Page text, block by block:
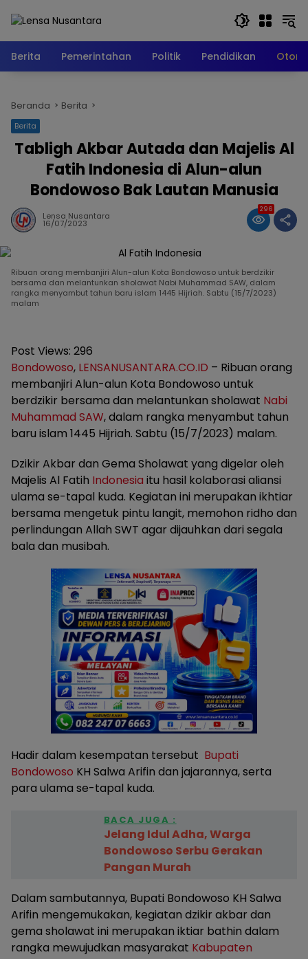
Berita
Pemerintahan Politik Pendidikan
Beranda Berita
Berita
Tabligh Akbar Autada dan Majelis Al
Fatih Indonesia di Alun-alun
Bondowoso Bak Lautan Manusia
Lensa Nusantara
16/07/2023
296
Ribuan orang membanjiri Alun-alun Kota Bondowoso untuk berdzikir
bersama dan melantunkan sholawat Nabi Muhammad SAW, dalam
rangka menyambut tahun baru islam 1445 Hijriah. Sabtu (15/7/2023)
malam
Post Views: 296
Bondowoso, LENSANUSANTARA.CO.ID – Ribuan orang
membanjiri Alun-alun Kota Bondowoso untuk
berdzikir bersama dan melantunkan sholawat Nabi
Muhammad SAW, dalam rangka menyambut tahun
baru islam 1445 Hijriah. Sabtu (15/7/2023) malam.
Dzikir Akbar dan Gema Sholawat yang digelar oleh
Majelis Al Fatih Indonesia itu hasil kolaborasi aliansi
ulama se-tapal kuda. Kegiatan ini merupakan ikhtiar
bersama mengetuk pintu langit, memohon ridho dan
perlindungan Allah SWT agar dijauhkan dari segala
bala dan musibah.
Hadir dalam kesempatan tersebut Bupati
Bondowoso KH Salwa Arifin dan jajarannya, serta
para ulama se-tapal kuda.
BACA JUGA :
Jelang Idul Adha, Warga
Bondowoso Serbu Gerakan
Pangan Murah
Dalam sambutannya, Bupati Bondowoso KH Salwa
Arifin mengemukakan, kegiatan dzikir akbar dan
gema sholawat ini merupakan iktiar bathin dalam
rangka mewujudkan masyarakat Kabupaten